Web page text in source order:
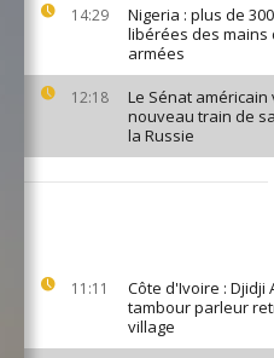
14:29
Nigeria : plus de
libérées des mains
armées
12:18
Le Sénat américain
nouveau train de
la Russie
11:11
Côte d'Ivoire : Djidji
tambour parleur
village